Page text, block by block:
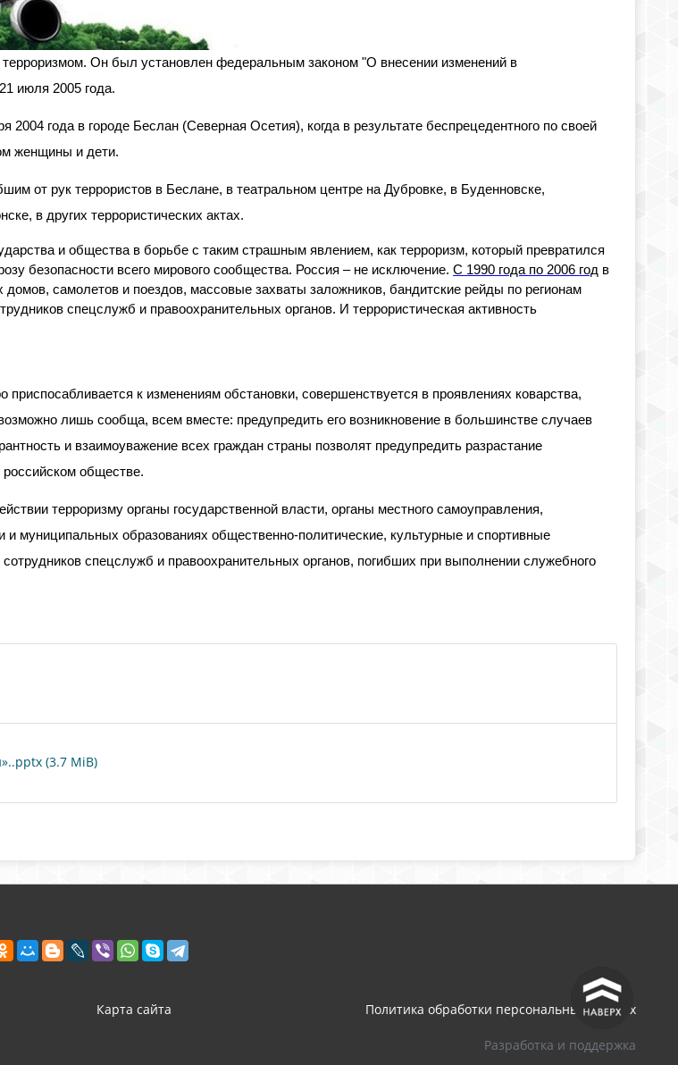
Он был установлен федеральным законом "О внесении изменений в
июля 2005 года.
года в городе Беслан (Северная Осетия), когда в результате беспрецедентного по своей
женщины и дети.
от рук террористов в Беслане, в театральном центре на Дубровке, в Буденновске,
в других террористических актах.
и общества в борьбе с таким страшным явлением, как терроризм, который превратился
безопасности всего мирового сообщества. Россия – не исключение. С 1990 года по 2006 год в
самолетов и поездов, массовые захваты заложников, бандитские рейды по регионам
спецслужб и правоохранительных органов. И террористическая активность
к изменениям обстановки, совершенствуется в проявлениях коварства,
лишь сообща, всем вместе: предупредить его возникновение в большинстве случаев
и взаимоуважение всех граждан страны позволят предупредить разрастание
обществе.
терроризму органы государственной власти, органы местного самоуправления,
муниципальных образованиях общественно-политические, культурные и спортивные
спецслужб и правоохранительных органов, погибших при выполнении служебного
(3.7 MiB)
^
Карта сайта Политика обработки персональных данных
Разработка и поддержка